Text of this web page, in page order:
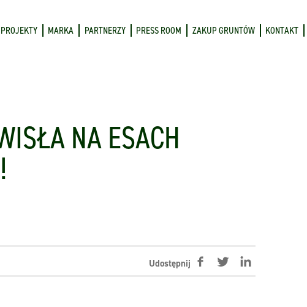
PROJEKTY MARKA PARTNERZY PRESS ROOM ZAKUP GRUNTÓW KONTAKT
NA ESACH
Udostępnij